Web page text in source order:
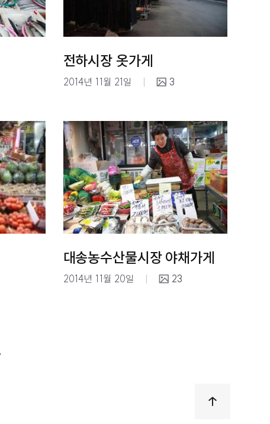
전하시장 옷가게
2014년 11월 21일 3
대송농수산물시장 야채가게
2014년 11월 20일 23